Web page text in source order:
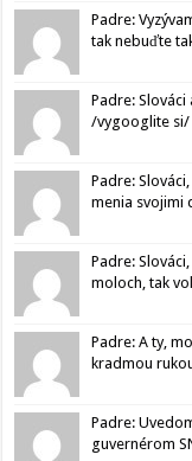
Padre:
tak nebuďte
Padre:
/vygooglite si/
Padre:
menia svojimi
Padre:
moloch, tak
Padre: A ty,
kradmou
Padre:
guvernérom